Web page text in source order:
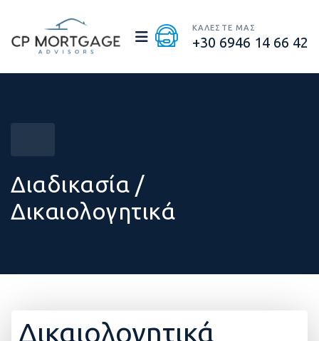
ΚΑΛΕΣΤΕ ΜΑΣ
+30 6946 14 66 42
Διαδικασία /
Δικαιολογητικά
Δικαιολογητικά